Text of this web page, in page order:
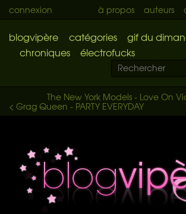
connexion à propos auteurs
blogvipère catégories
gif du
chroniques
électrofucks
The New York Models - Love On
< Grag Queen - PARTY EVERYDAY